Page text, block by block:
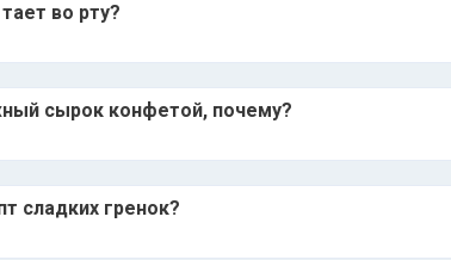
во рту?
сырок конфетой, почему?
сладких гренок?